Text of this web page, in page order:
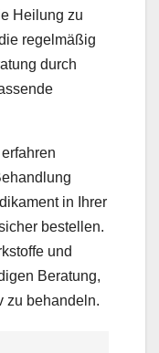
Heilung zu
regelmäßig
durch
erfahren
in Ihrer
bestellen.
und
Beratung,
zu behandeln.